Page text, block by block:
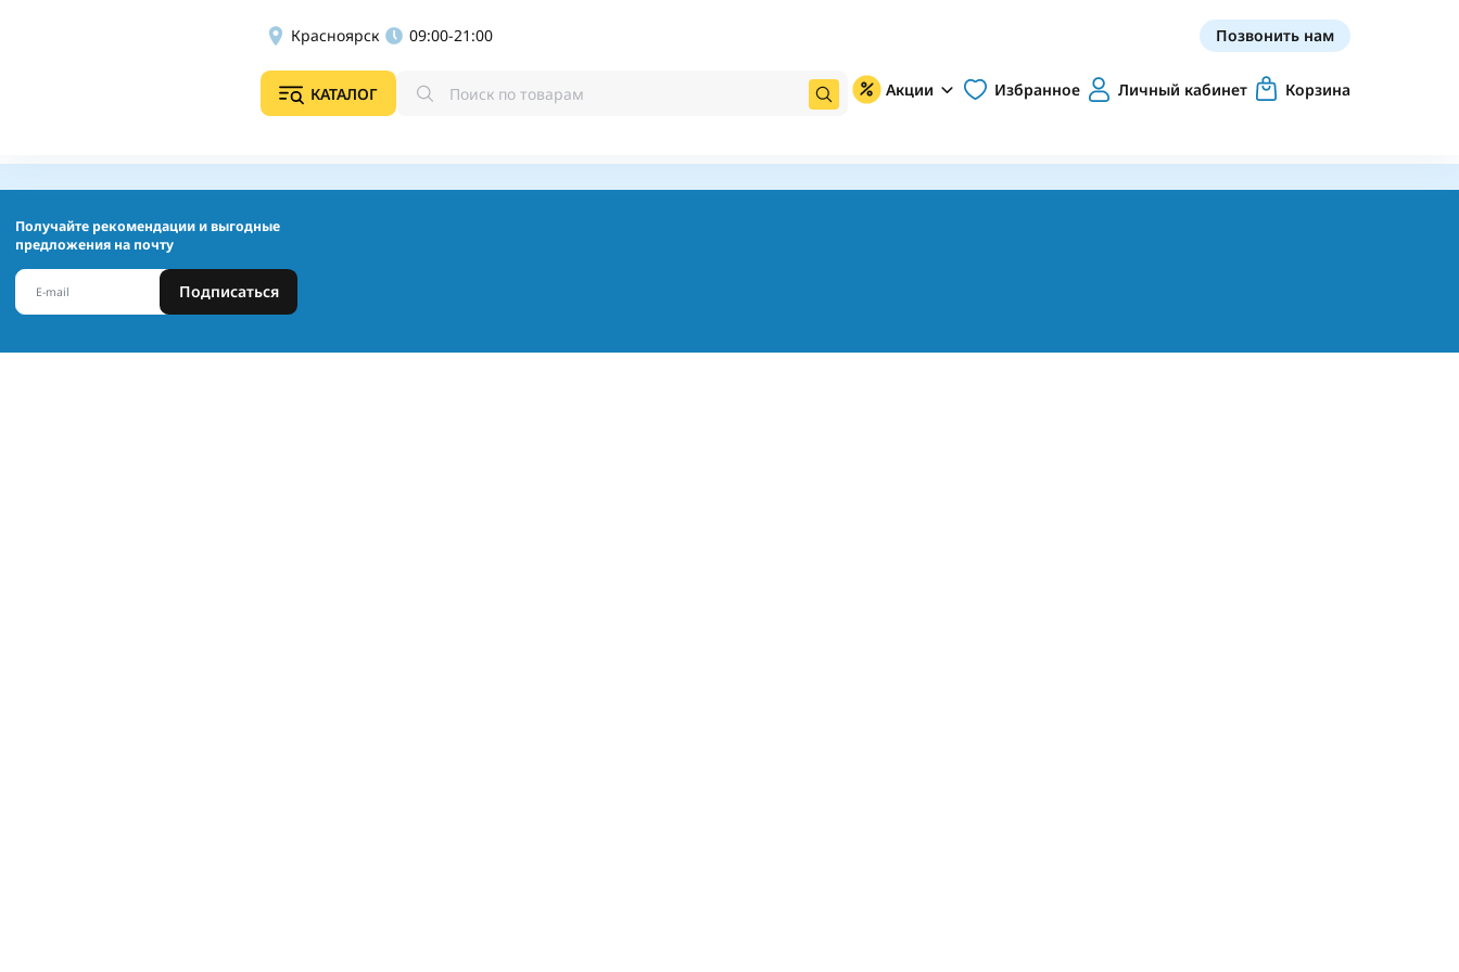
Красноярск 09:00-21:00 Позвонить нам
КАТАЛОГ Акции Избранное Личный кабинет Корзина
Получайте рекомендации и выгодные
предложения на почту
Подписаться